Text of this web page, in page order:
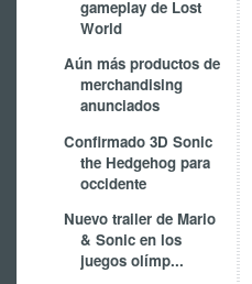
gameplay de Lost
World
Aún más productos de
merchandising
anunciados
Confirmado 3D Sonic
the Hedgehog para
occidente
Nuevo trailer de Mario
& Sonic en los
juegos olímp...